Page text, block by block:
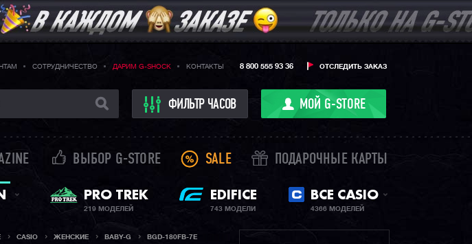
СОТРУДНИЧЕСТВО ДАРИМ G-SHOCK КОНТАКТЫ ОТСЛЕДИТЬ ЗАКАЗ
8 800 555 93 36
ФИЛЬТР ЧАСОВ МОЙ G-STORE
ВЫБОР G-STORE SALE ПОДАРОЧНЫЕ КАРТЫ
PRO TREK
219 МОДЕЛЕЙ
EDIFICE
743 МОДЕЛИ
ВСЕ CASIO
4366 МОДЕЛЕЙ
CASIO ЖЕНСКИЕ BABY-G BGD-180FB-7E